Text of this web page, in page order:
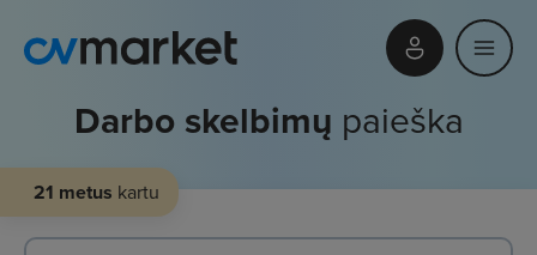
Darbo skelbimų paieška
21 metus kartu